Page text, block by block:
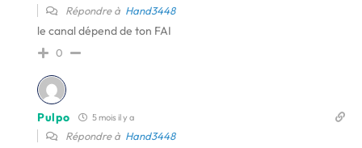
Répondre à Hand3448
le canal dépend de ton FAI
0
Pulpo 5 mois il y a
Répondre à Hand3448